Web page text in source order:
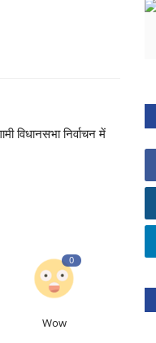
विधानसभा निर्वाचन में
0
Wow